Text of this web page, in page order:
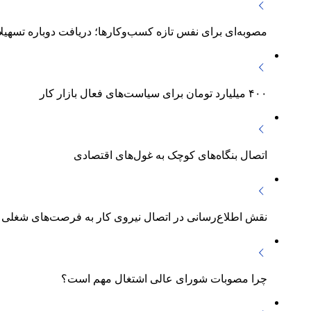
مصوبه‌ای برای نفس تازه کسب‌وکارها؛ دریافت دوباره
۴۰۰ میلیارد تومان برای سیاست‌های فعال بازار کار
اتصال بنگاه‌های کوچک به غول‌های اقتصادی
نقش اطلاع‌رسانی در اتصال نیروی کار به فرصت‌های شغلی
چرا مصوبات شورای عالی اشتغال مهم است؟